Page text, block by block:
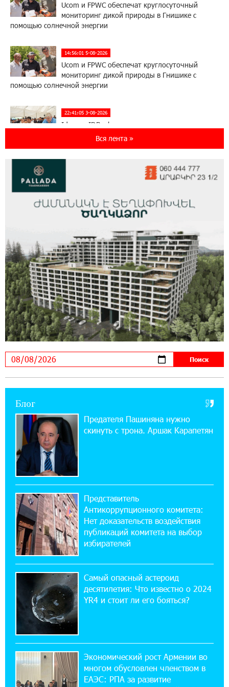
Ucom и FPWC обеспечат круглосуточный
мониторинг дикой природы в Гнишике с
помощью солнечной энергии
14:56:01 5-08-2026
Ucom и FPWC обеспечат круглосуточный
мониторинг дикой природы в Гнишике с
помощью солнечной энергии
22:41:05 3-08-2026
Idram и IDBank - рядом со стартапами на
Seaside Startup Summit
В мобильном приложении Юнибанка теперь
imID
«Бесплатные бонусы в играх»: IDBank
предупреждает о кибератаках на школьников
11:21:15 31-07-2026
ЕАЭС со временем будет расширяться. Когда-
нибудь это поймёт и рядовой армянин, но
будет уже поздно
11:03:52 31-07-2026
Если Израиль использует тему Геноцида
армян против Эрдогана, то что для него
значит сам Геноцид?
10% годовых и оформление в мобильном
приложении
17:03:49 30-07-2026
Платформа Rate.Trading на Seaside Startup
Summit: IDBank представил инновационное
решение
14:44:13 29-07-2026
Состоялось открытие Khachaturian Rooftop
при поддержке IDBank
Пашинян ты упустил свой шанс уйти
спокойно. Аршак Карапетян
12:04:53 28-07-2026
Обновленный Центр продаж и обслуживания
в Арарате
22:28:49 27-07-2026
Никогда Нагорный Карабах не был в составе
Вся лента »
Блог
Предателя Пашиняна нужно
скинуть с трона. Аршак Карапетян
Представитель
Антикоррупционного комитета:
Нет доказательств воздействия
публикаций комитета на выбор
избирателей
Самый опасный астероид
десятилетия: Что известно о 2024
YR4 и стоит ли его бояться?
Экономический рост Армении во
многом обусловлен членством в
ЕАЭС: РПА за развитие